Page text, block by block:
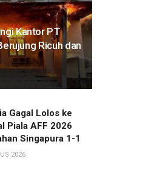
Kantor PT
Ricuh dan
Gagal Lolos ke
Piala AFF 2026
Singapura 1-1
2026